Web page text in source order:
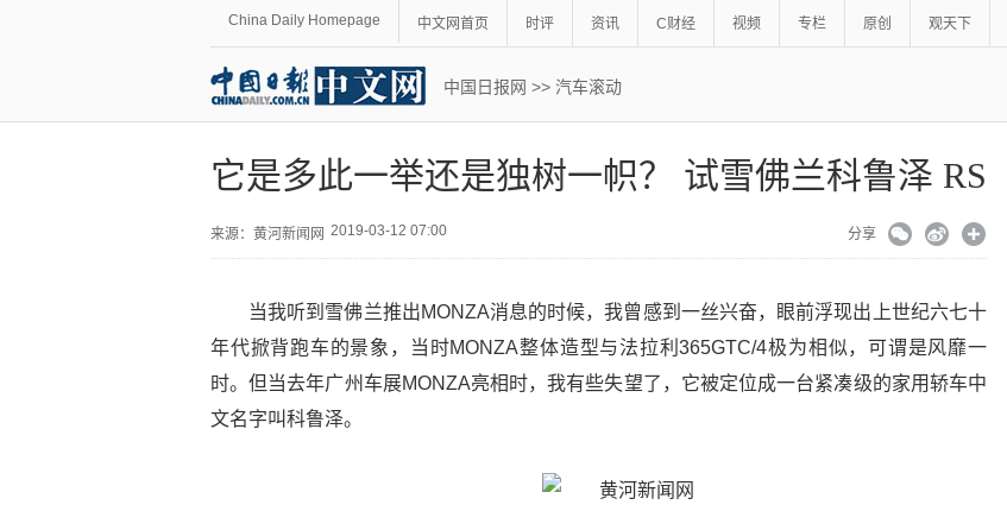
China Daily Homepage 中文网首页 时评 资讯 C财经 视频 专栏 原创 观天下
中国日报网 >> 汽车滚动
它是多此一举还是独树一帜？ 试雪佛兰科鲁泽 RS
来源： 黄河新闻网 2019-03-12 07:00 分享
当我听到雪佛兰推出MONZA消息的时候，我曾感到一丝兴奋，眼前浮现出上世纪六七十
年代掀背跑车的景象，当时MONZA整体造型与法拉利365GTC/4极为相似，可谓是风靡一
时。但当去年广州车展MONZA亮相时，我有些失望了，它被定位成一台紧凑级的家用轿车中
文名字叫科鲁泽。